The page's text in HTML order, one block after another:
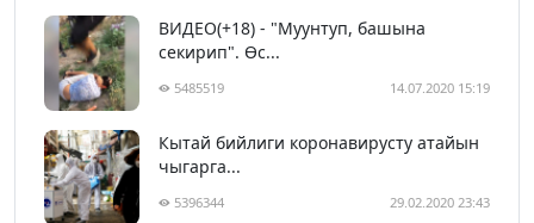
ВИДЕО(+18) - "Муунтуп, башына
секирип". Өс...
5485519 14.07.2020 15:19
Кытай бийлиги коронавирусту атайын
чыгарга...
5396344 29.02.2020 23:43